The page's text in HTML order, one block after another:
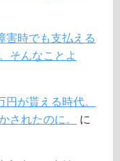
害時でも支払える
そんなことよ
が貰える時代。
されたのに。
に